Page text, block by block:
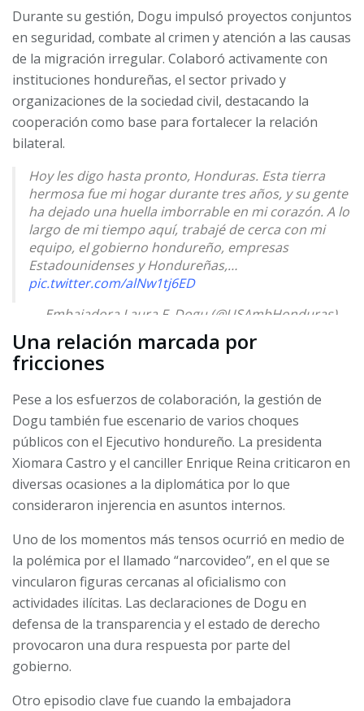
Durante su gestión, Dogu impulsó proyectos conjuntos
en seguridad, combate al crimen y atención a las causas
de la migración irregular. Colaboró activamente con
instituciones hondureñas, el sector privado y
organizaciones de la sociedad civil, destacando la
cooperación como base para fortalecer la relación
bilateral.
Hoy les digo hasta pronto, Honduras. Esta tierra
hermosa fue mi hogar durante tres años, y su gente
ha dejado una huella imborrable en mi corazón. A lo
largo de mi tiempo aquí, trabajé de cerca con mi
equipo, el gobierno hondureño, empresas
Estadounidenses y Hondureñas,…
pic.twitter.com/alNw1tj6ED
— Embajadora Laura F. Dogu (@USAmbHonduras)
April 18, 2025
Una relación marcada por
fricciones
Pese a los esfuerzos de colaboración, la gestión de
Dogu también fue escenario de varios choques
públicos con el Ejecutivo hondureño. La presidenta
Xiomara Castro y el canciller Enrique Reina criticaron en
diversas ocasiones a la diplomática por lo que
consideraron injerencia en asuntos internos.
Uno de los momentos más tensos ocurrió en medio de
la polémica por el llamado “narcovideo”, en el que se
vincularon figuras cercanas al oficialismo con
actividades ilícitas. Las declaraciones de Dogu en
defensa de la transparencia y el estado de derecho
provocaron una dura respuesta por parte del
gobierno.
Otro episodio clave fue cuando la embajadora